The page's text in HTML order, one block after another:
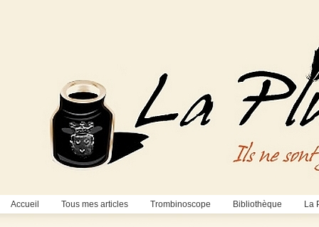
Accueil Tous mes articles Trombinoscope Bibliothèque La